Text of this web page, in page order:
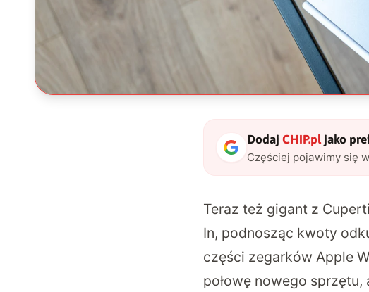
Dodaj CHIP.pljako
Częściej pojawimy się
Teraz też gigant z
In, podnosząc kwoty
części zegarków Apple
połowę nowego